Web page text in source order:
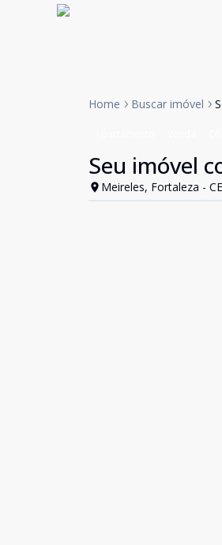
Home Buscar imóvel
Seu imóvel
Meireles, Fortaleza - CE